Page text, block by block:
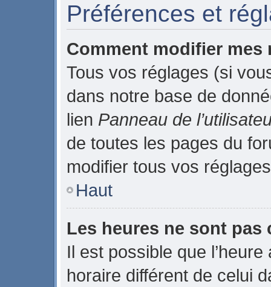
Préférences et
Comment modifier mes
Tous vos réglages (si
dans notre base de
lien Panneau de
de toutes les pages du
modifier tous vos
Haut
Les heures ne sont pas
Il est possible que
horaire différent de celui